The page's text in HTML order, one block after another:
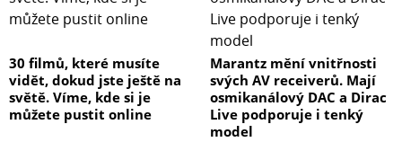
30 filmů, které musíte
vidět, dokud jste ještě na
světě. Víme, kde si je
můžete pustit online
Marantz mění vnitřnosti
svých AV receiverů. Mají
osmikanálový DAC a Dirac
Live podporuje i tenký
model